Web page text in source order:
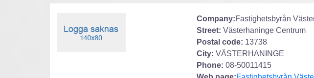
Company:Fastighetsbyrån
Street: Västerhaninge Centrum
Postal code: 13738
City: VÄSTERHANINGE
Phone: 08-50011415